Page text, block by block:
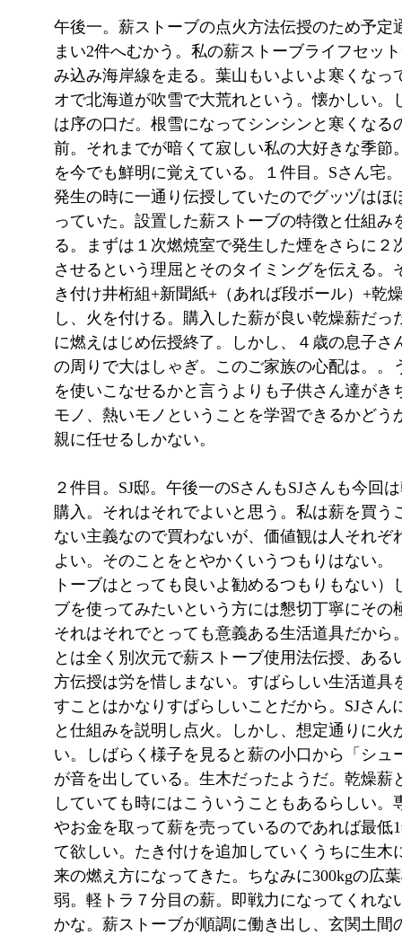
午後一。薪ストーブの点火方法伝授のため予定
まい2件へむかう。私の薪ストーブライフセッ
み込み海岸線を走る。葉山もいよいよ寒くなっ
オで北海道が吹雪で大荒れという。懐かしい。
は序の口だ。根雪になってシンシンと寒くなる
前。それまでが暗くて寂しい私の大好きな季節
を今でも鮮明に覚えている。１件目。Sさん宅
発生の時に一通り伝授していたのでグッヅはほ
っていた。設置した薪ストーブの特徴と仕組み
る。まずは１次燃焼室で発生した煙をさらに２
させるという理屈とそのタイミングを伝える。
き付け井桁組+新聞紙+（あれば段ボール）+乾
し、火を付ける。購入した薪が良い乾燥薪だっ
に燃えはじめ伝授終了。しかし、４歳の息子さ
の周りで大はしゃぎ。このご家族の心配は。。
を使いこなせるかと言うよりも子供さん達がき
モノ、熱いモノということを学習できるかどう
親に任せるしかない。
２件目。SJ邸。午後一のSさんもSJさんも今回
購入。それはそれでよいと思う。私は薪を買う
ない主義なので買わないが、価値観は人それぞ
よい。そのことをとやかくいうつもりはない。
トーブはとっても良いよ勧めるつもりもない）
ブを使ってみたいという方には懇切丁寧にその
それはそれでとっても意義ある生活道具だから
とは全く別次元で薪ストーブ使用法伝授、ある
方伝授は労を惜しまない。すばらしい生活道具
すことはかなりすばらしいことだから。SJさん
と仕組みを説明し点火。しかし、想定通りに火
い。しばらく様子を見ると薪の小口から「シュ
が音を出している。生木だったようだ。乾燥薪
していても時にはこういうこともあるらしい。
やお金を取って薪を売っているのであれば最低
て欲しい。たき付けを追加していくうちに生木
来の燃え方になってきた。ちなみに300kgの広
弱。軽トラ７分目の薪。即戦力になってくれな
かな。薪ストーブが順調に働き出し、玄関土間